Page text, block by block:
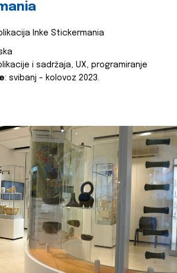
Inke Stickermania
i sadržaja, UX, programiranje
: svibanj - kolovoz 2023.